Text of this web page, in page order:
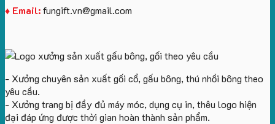
♦ Email:fungift.vn@gmail.com
- Xưởng chuyên sản xuất gối cổ, gấu bông, thú nhồi bông theo
yêu cầu.
- Xưởng trang bị đầy đủ máy móc, dụng cụ in, thêu logo hiện
đại đáp ứng được thời gian hoàn thành sản phẩm.